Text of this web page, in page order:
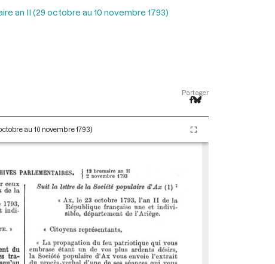
an II (29 octobre au 10 novembre 1793)
Partager
au 10 novembre 1793)